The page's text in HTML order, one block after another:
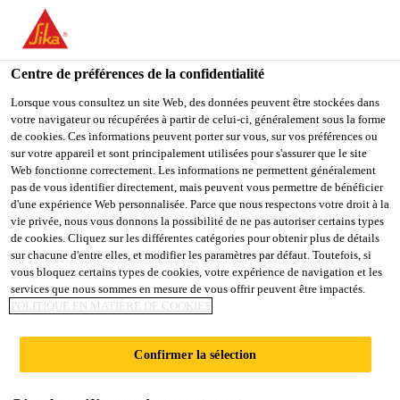
You are accessing "Sika France", it seems you are accessing it
from "États-Unis". We have a dedicated website for your country.
TO
SIKA
USA
FRANCE WEBSITE
COUNTRY
Sika France
ARRÊT DE
VENUES D'EAU
Centre de préférences de la confidentialité
Lorsque vous consultez un site Web, des données peuvent être stockées dans
votre navigateur ou récupérées à partir de celui-ci, généralement sous la forme
de cookies. Ces informations peuvent porter sur vous, sur vos préférences ou
sur votre appareil et sont principalement utilisées pour s'assurer que le site
Web fonctionne correctement. Les informations ne permettent généralement
pas de vous identifier directement, mais peuvent vous permettre de bénéficier
d'une expérience Web personnalisée. Parce que nous respectons votre droit à la
vie privée, nous vous donnons la possibilité de ne pas autoriser certains types
de cookies. Cliquez sur les différentes catégories pour obtenir plus de détails
sur chacune d'entre elles, et modifier les paramètres par défaut. Toutefois, si
vous bloquez certains types de cookies, votre expérience de navigation et les
services que nous sommes en mesure de vous offrir peuvent être impactés.
POLITIQUE EN MATIÈRE DE COOKIES
Confirmer la sélection